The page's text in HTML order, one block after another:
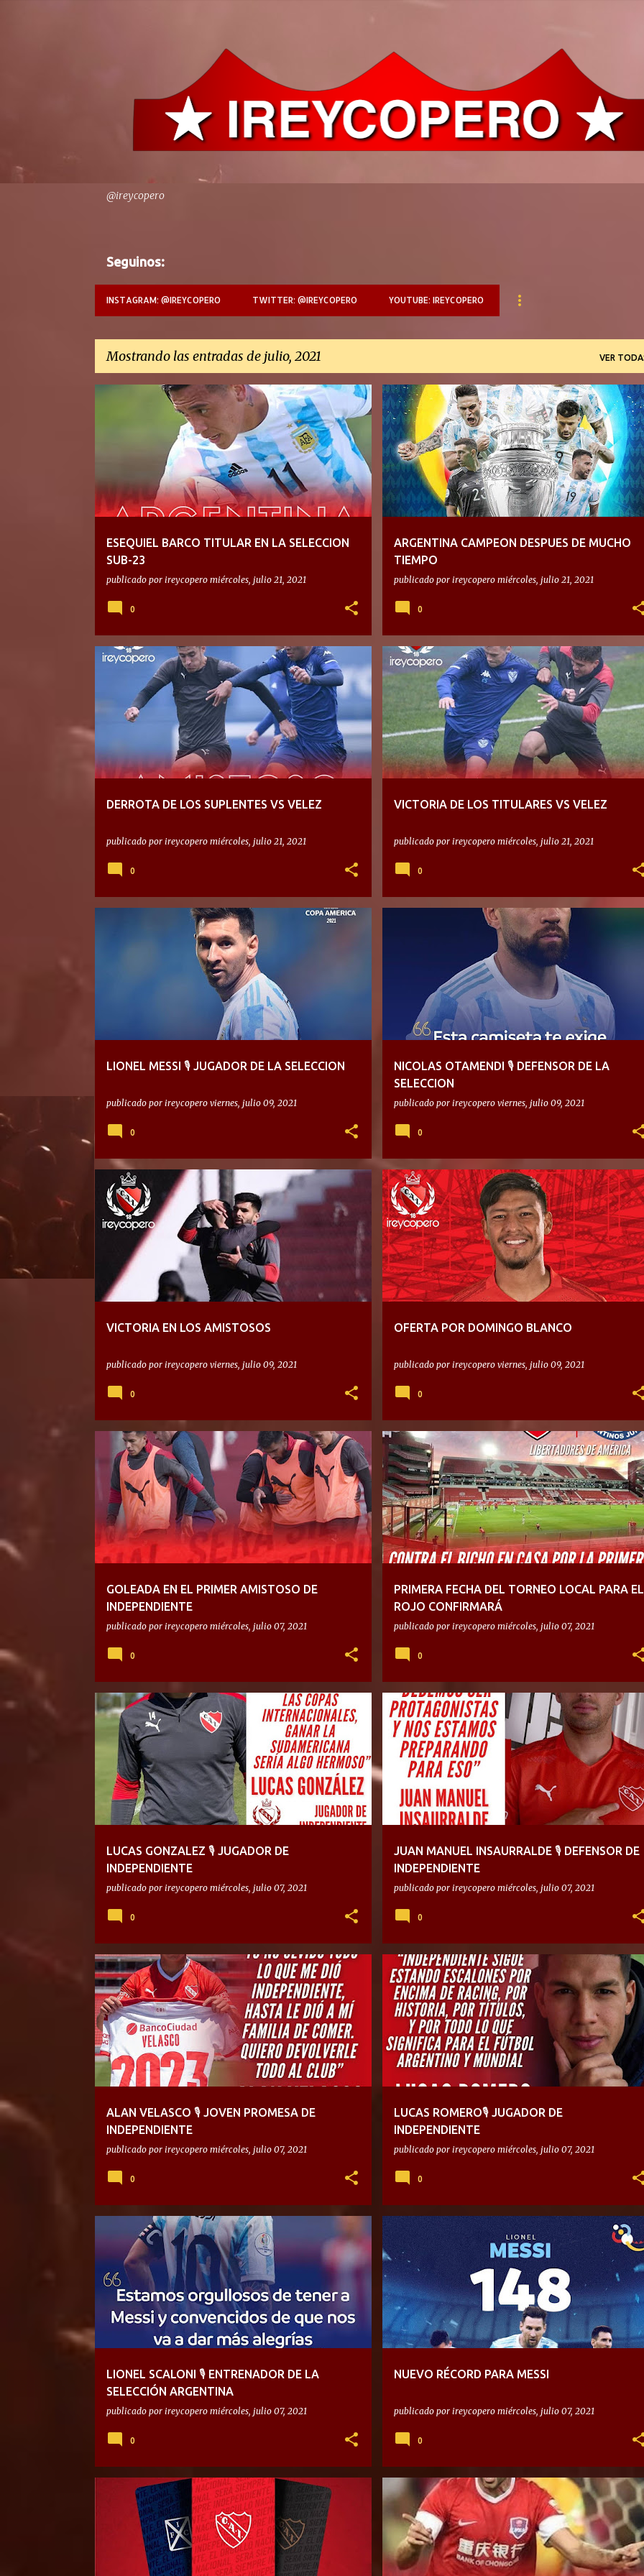
@ireycopero
Seguinos:
INSTAGRAM: @IREYCOPERO TWITTER: @IREYCOPERO YOUTUBE: IREYCOPERO
Mostrando las entradas de julio, 2021 VER
a
d
ESEQUIEL BARCO TITULAR EN LA SELECCION
SUB-23
publicado por ireycopero miércoles, julio 21, 2021
0
ARGENTINA CAMPEON DESPUES DE MUCHO
TIEMPO
publicado por ireycopero miércoles, julio 21, 2021
0
DERROTA DE LOS SUPLENTES VS VELEZ
publicado por ireycopero miércoles, julio 21, 2021
0
VICTORIA DE LOS TITULARES VS VELEZ
publicado por ireycopero miércoles, julio 21, 2021
0
LIONEL MESSI 🎙 JUGADOR DE LA SELECCION
publicado por ireycopero viernes, julio 09, 2021
0
NICOLAS OTAMENDI 🎙 DEFENSOR DE LA
SELECCION
publicado por ireycopero viernes, julio 09, 2021
0
VICTORIA EN LOS AMISTOSOS
publicado por ireycopero viernes, julio 09, 2021
0
OFERTA POR DOMINGO BLANCO
publicado por ireycopero viernes, julio 09, 2021
0
GOLEADA EN EL PRIMER AMISTOSO DE
INDEPENDIENTE
publicado por ireycopero miércoles, julio 07, 2021
0
PRIMERA FECHA DEL TORNEO LOCAL PARA EL
ROJO CONFIRMARÁ
publicado por ireycopero miércoles, julio 07, 2021
0
LUCAS GONZALEZ 🎙 JUGADOR DE
INDEPENDIENTE
publicado por ireycopero miércoles, julio 07, 2021
0
JUAN MANUEL INSAURRALDE 🎙 DEFENSOR DE
INDEPENDIENTE
publicado por ireycopero miércoles, julio 07, 2021
0
ALAN VELASCO 🎙 JOVEN PROMESA DE
INDEPENDIENTE
publicado por ireycopero miércoles, julio 07, 2021
0
LUCAS ROMERO🎙 JUGADOR DE
INDEPENDIENTE
publicado por ireycopero miércoles, julio 07, 2021
0
LIONEL SCALONI 🎙 ENTRENADOR DE LA
SELECCIÓN ARGENTINA
publicado por ireycopero miércoles, julio 07, 2021
0
NUEVO RÉCORD PARA MESSI
publicado por ireycopero miércoles, julio 07, 2021
0